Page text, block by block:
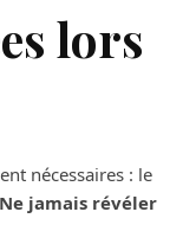
lors
nécessaires : le
Ne jamais révéler